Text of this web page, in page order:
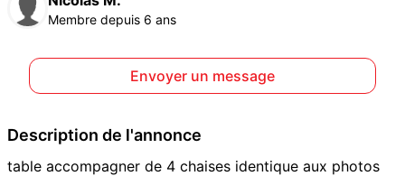
Membre depuis 6 ans
Envoyer un message
Description de l'annonce
table accompagner de 4 chaises identique aux photos